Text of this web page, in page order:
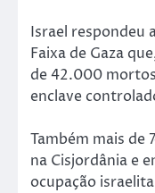
Israel respondeu
Faixa de Gaza
de 42.000
enclave
Também mais de
na Cisjordânia e
ocupação